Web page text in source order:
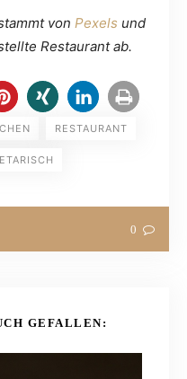
von Pexels und
Restaurant ab.
RESTAURANT
0
GEFALLEN: